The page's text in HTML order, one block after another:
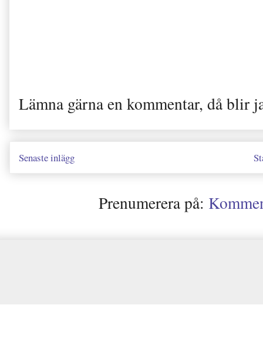
Lämna gärna en kommentar, då blir
Senaste inlägg
Prenumerera på: